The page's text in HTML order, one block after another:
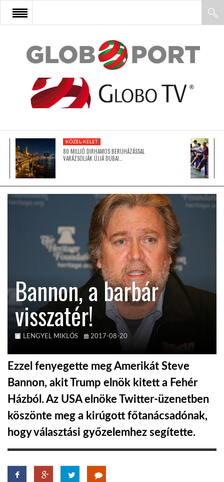
FŐOLDAL
AFRIKA
ÁZSIA
KÖZEL-KELET
A VILÁG ITTHON
HÍR3D
TROPICALMAGAZIN
KÖZEL-KELET
80 MILLIÓ DIRHAMOS BERUHÁZÁSSAL
VARÁZSOLJÁK ÚJJÁ DUBAI…
Bannon, a barbár
visszatér!
LENGYEL MIKLÓS 2017-08-20
Ezzel fenyegette meg Amerikát Steve
Bannon, akit Trump elnök kitett a Fehér
Házból. Az USA elnöke Twitter-üzenetben
köszönte meg a kirúgott főtanácsadónak,
hogy választási győzelemhez segítette.